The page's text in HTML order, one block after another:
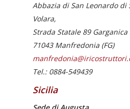
Abbazia di San Leonardo di
Volara,
Strada Statale 89 Garganica
71043 Manfredonia (FG)
Tel.: 0884-549439
Sicilia